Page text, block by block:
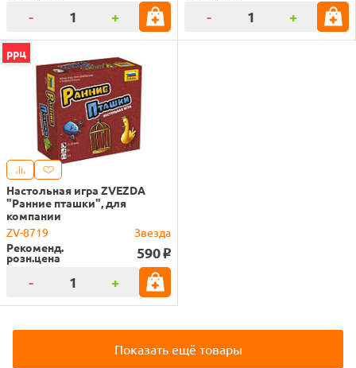
- + - +
ррц
Настольная игра ZVEZDA
"Ранние пташки", для
компании
ZV-8719
Звезда
Рекоменд.
розн.цена 590 o
- +
Показать ещё товары